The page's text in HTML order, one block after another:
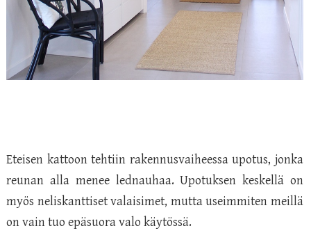
Eteisen kattoon tehtiin rakennusvaiheessa upotus, jonka
reunan alla menee lednauhaa. Upotuksen keskellä on
myös neliskanttiset valaisimet, mutta useimmiten meillä
on vain tuo epäsuora valo käytössä.